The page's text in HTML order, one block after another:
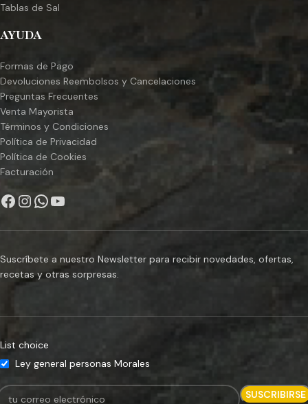
Tablas de Sal
AYUDA
Formas de Pago
Devoluciones Reembolsos y Cancelaciones
Preguntas Frecuentes
Venta Mayorista
Términos y Condiciones
Política de Privacidad
Política de Cookies
Facturación
Suscríbete a nuestro Newsletter para recibir novedades, ofertas,
recetas y otras sorpresas.
List choice
Ley general personas Morales